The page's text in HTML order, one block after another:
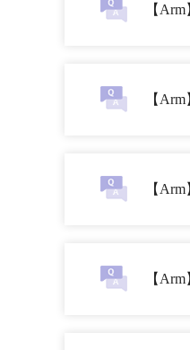
【
【
【
【